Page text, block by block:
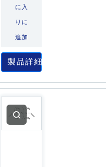
に入
りに
追加
製品詳細